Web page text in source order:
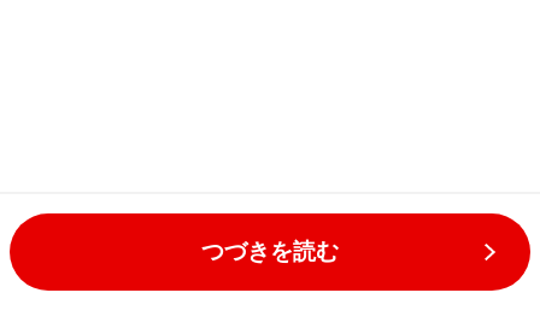
つづきを読む